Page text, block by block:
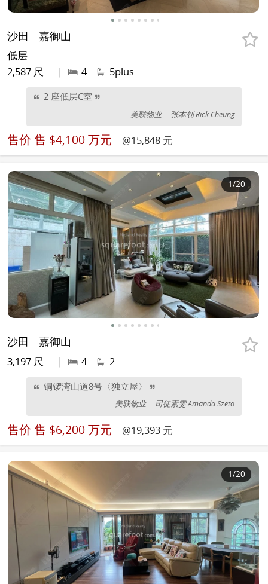
沙田 嘉御山
低层
2,587 尺
| 4 5plus
2 座低层C室
美联物业 张本钊 Rick Cheung
售价 售 $4,100 万元 @15,848 元
1/20
沙田 嘉御山
3,197 尺 | 4 2
铜锣湾山道8号〈独立屋〉
美联物业 司徒素雯 Amanda Szeto
售价 售 $6,200 万元 @19,393 元
1/20